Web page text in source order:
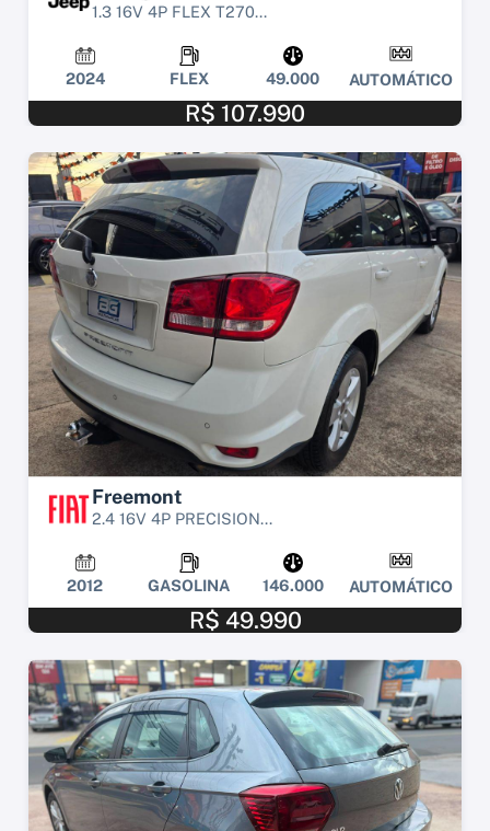
1.3 16V 4P FLEX T270...
2024 FLEX 49.000 AUTOMÁTICO
R$ 107.990
Freemont
2.4 16V 4P PRECISION...
2012 GASOLINA 146.000 AUTOMÁTICO
R$ 49.990